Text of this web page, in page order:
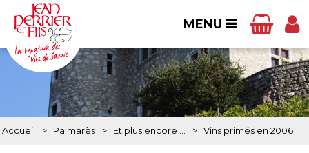
MENU
Accueil > Palmarès > Et plus encore ... > Vins primés en 2006